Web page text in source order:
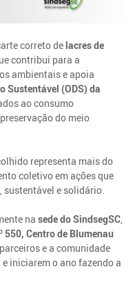
correto de lacres de
contribui para a
ambientais e apoia
Sustentável (ODS) da
ao consumo
do meio
representa mais do
coletivo em ações que
sustentável e solidário.
nasede do SindsegSC,
550, Centro de Blumenau
e a comunidade
iniciarem o ano fazendo a